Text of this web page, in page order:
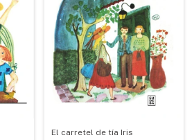
El carretel de tía Iris